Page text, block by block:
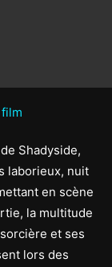
Shadyside,
laborieux, nuit
en scène
la multitude
et ses
lors des